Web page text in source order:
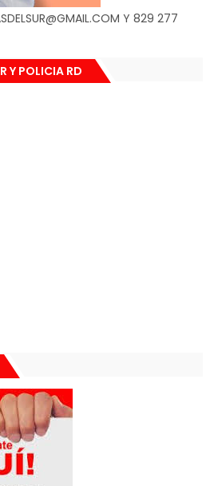
Y 829 277
Y POLICIA RD